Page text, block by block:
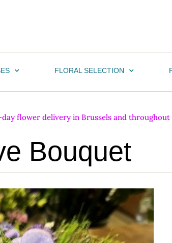
FLORAL SELECTION
day flower delivery in Brussels and
Bouquet